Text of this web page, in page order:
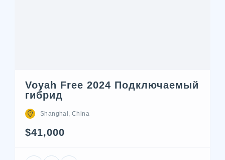
Voyah Free 2024 Подключаемый
гибрид
Shanghai, China
$41,000